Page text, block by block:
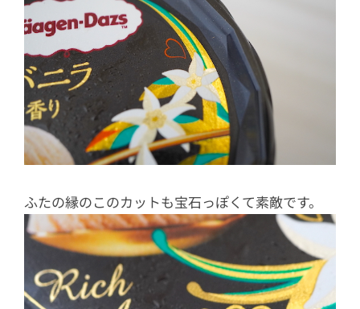
ふたの縁のこのカットも宝石っぽくて素敵です。